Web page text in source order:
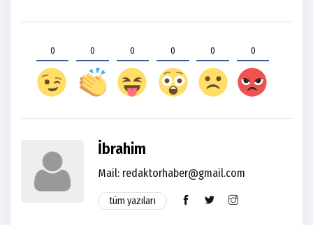
0 0 0 0 0 0
İbrahim
Mail: redaktorhaber@gmail.com
tüm yazıları